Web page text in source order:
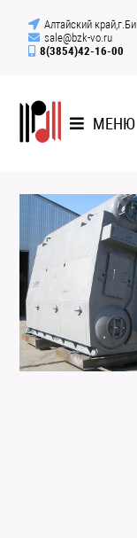
Алтайский
sale@bzk-vo.ru
8(3854)42-16-00
МЕНЮ